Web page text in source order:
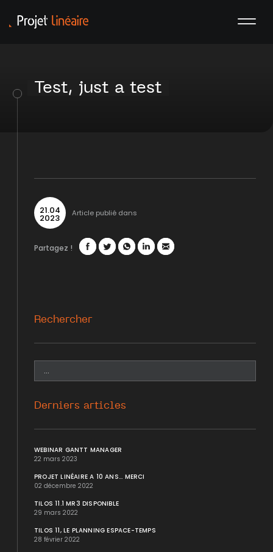
Test, just a test
21.04
2023 Article publié dans
Partagez !
Rechercher
Derniers articles
WEBINAR GANTT MANAGER
22 mars 2023
PROJET LINÉAIRE A 10 ANS... MERCI
02 décembre 2022
TILOS 11.1 MR3 DISPONIBLE
29 mars 2022
TILOS 11, LE PLANNING ESPACE-TEMPS
28 février 2022